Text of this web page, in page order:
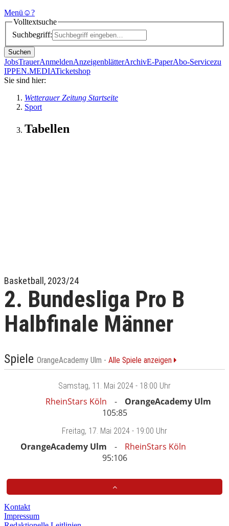
Menü ☺?
Volltextsuche
Suchbegriff:
Suchen
JobsTrauerAnmeldenAnzeigenblätterArchivE-PaperAbo-Servicezu
IPPEN.MEDIATicketshop
Sie sind hier:
Wetterauer Zeitung Startseite
Sport
Tabellen
Basketball, 2023/24
2. Bundesliga Pro B
Halbfinale Männer
Spiele OrangeAcademy Ulm - Alle Spiele anzeigen
Samstag, 11. Mai 2024 - 18:00 Uhr
RheinStars Köln
OrangeAcademy Ulm
105:85
Freitag, 17. Mai 2024 - 19:00 Uhr
OrangeAcademy Ulm
RheinStars Köln
95:106
Kontakt
Impressum